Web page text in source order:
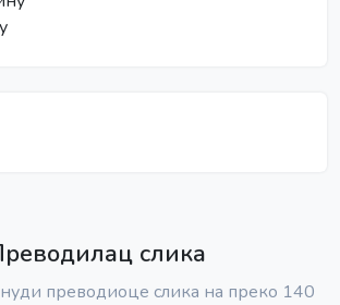
слика
преводиоце слика на преко 140